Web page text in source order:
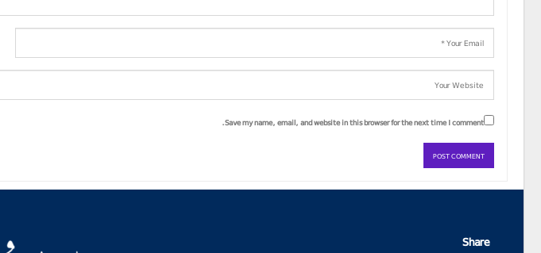
Save my name, email, and website in this browser for the next time I comment.
Share